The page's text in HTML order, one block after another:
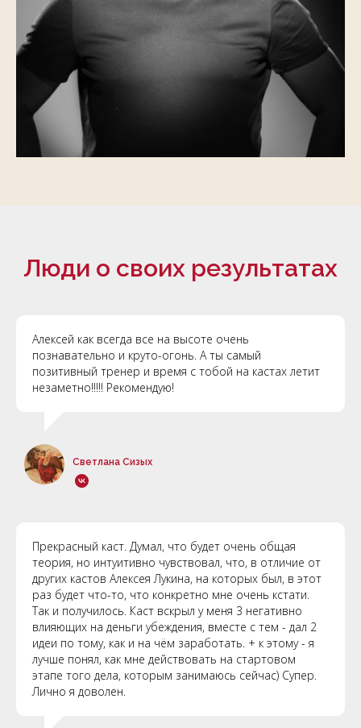
Люди о своих результатах
Алексей как всегда все на высоте очень
познавательно и круто-огонь. А ты самый
позитивный тренер и время с тобой на кастах летит
незаметно!!!!! Рекомендую!
Светлана Сизых
Прекрасный каст. Думал, что будет очень общая
теория, но интуитивно чувствовал, что, в отличие от
других кастов Алексея Лукина, на которых был, в этот
раз будет что-то, что конкретно мне очень кстати.
Так и получилось. Каст вскрыл у меня 3 негативно
влияющих на деньги убеждения, вместе с тем - дал 2
идеи по тому, как и на чём заработать. + к этому - я
лучше понял, как мне действовать на стартовом
этапе того дела, которым занимаюсь сейчас) Супер.
Лично я доволен.